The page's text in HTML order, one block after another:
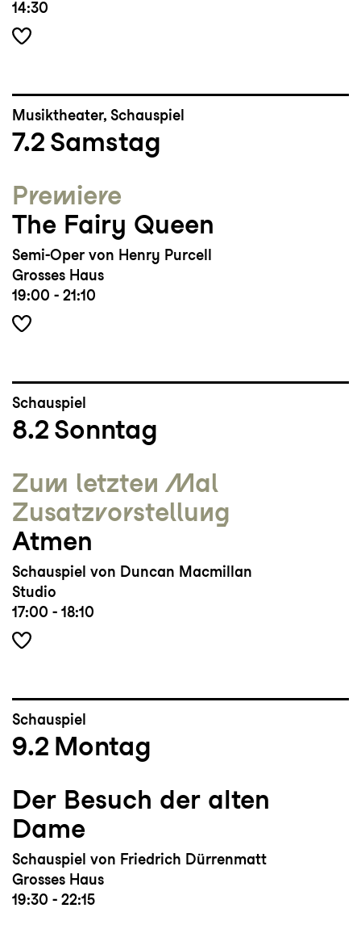
14:30
Musiktheater, Schauspiel
7.2 Samstag
Premiere
The Fairy Queen
Semi-Oper von Henry Purcell
Grosses Haus
19:00 - 21:10
Schauspiel
8.2 Sonntag
Zum letzten Mal
Zusatz­vorstellung
Atmen
Schauspiel von Duncan Macmillan
Studio
17:00 - 18:10
Schauspiel
9.2 Montag
Der Besuch der alten
Dame
Schauspiel von Friedrich Dürrenmatt
Grosses Haus
19:30 - 22:15